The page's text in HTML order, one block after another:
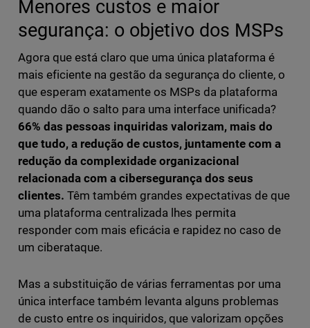
Menores custos e maior
segurança: o objetivo dos MSPs
Agora que está claro que uma única plataforma é
mais eficiente na gestão da segurança do cliente, o
que esperam exatamente os MSPs da plataforma
quando dão o salto para uma interface unificada?
66% das pessoas inquiridas valorizam, mais do
que tudo, a redução de custos, juntamente com a
redução da complexidade organizacional
relacionada com a cibersegurança dos seus
clientes. Têm também grandes expectativas de que
uma plataforma centralizada lhes permita
responder com mais eficácia e rapidez no caso de
um ciberataque.
Mas a substituição de várias ferramentas por uma
única interface também levanta alguns problemas
de custo entre os inquiridos, que valorizam opções